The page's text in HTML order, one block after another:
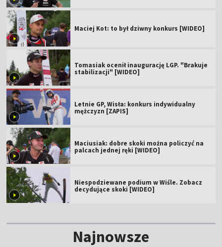
Maciej Kot: to był dziwny konkurs [WIDEO]
Tomasiak ocenił inaugurację LGP. "Brakuje
stabilizacji" [WIDEO]
Letnie GP, Wisła: konkurs indywidualny
mężczyzn [ZAPIS]
Maciusiak: dobre skoki można policzyć na
palcach jednej ręki [WIDEO]
Niespodziewane podium w Wiśle. Zobacz
decydujące skoki [WIDEO]
Najnowsze